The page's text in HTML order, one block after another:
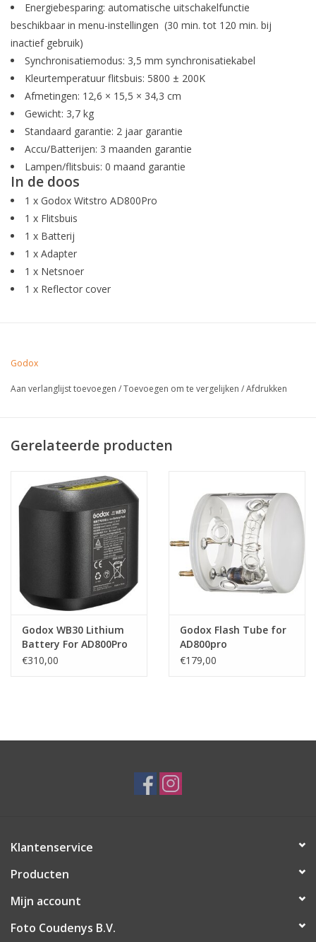
Energiebesparing: automatische uitschakelfunctie
beschikbaar in menu-instellingen (30 min. tot 120 min. bij
inactief gebruik)
Synchronisatiemodus: 3,5 mm synchronisatiekabel
Kleurtemperatuur flitsbuis: 5800 ± 200K
Afmetingen: 12,6 × 15,5 × 34,3 cm
Gewicht: 3,7 kg
Standaard garantie: 2 jaar garantie
Accu/Batterijen: 3 maanden garantie
Lampen/flitsbuis: 0 maand garantie
In de doos
1 x Godox Witstro AD800Pro
1 x Flitsbuis
1 x Batterij
1 x Adapter
1 x Netsnoer
1 x Reflector cover
Godox
Aan verlanglijst toevoegen /Toevoegen om te vergelijken /Afdrukken
Gerelateerde producten
Godox WB30 Lithium
Battery For AD800Pro
€310,00
Godox Flash Tube for
AD800pro
€179,00
Klantenservice
Producten
Mijn account
Foto Coudenys B.V.